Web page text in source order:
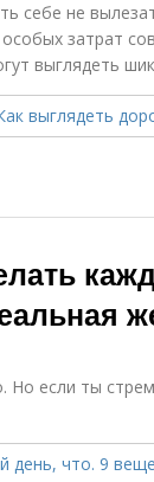
себе не
затрат
выглядеть
Но если ты